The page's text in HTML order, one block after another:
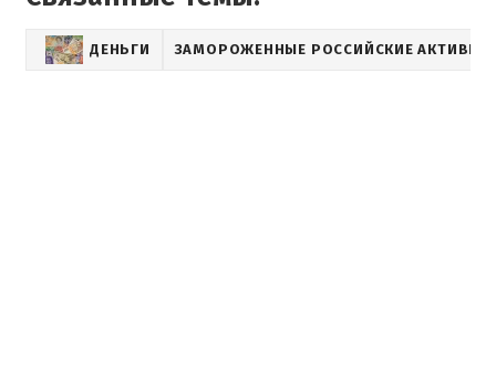
ДЕНЬГИ ЗАМОРОЖЕННЫЕ РОССИЙСКИЕ АКТИВЫ